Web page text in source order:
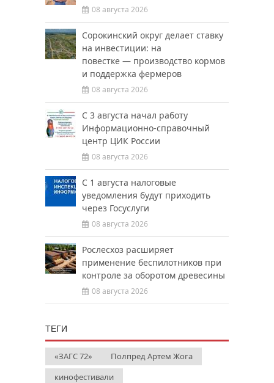
08 августа 2026
Сорокинский округ делает ставку
на инвестиции: на
повестке — производство кормов
и поддержка фермеров
08 августа 2026
С 3 августа начал работу
Информационно-справочный
центр ЦИК России
08 августа 2026
С 1 августа налоговые
уведомления будут приходить
через Госуслуги
08 августа 2026
Рослесхоз расширяет
применение беспилотников при
контроле за оборотом древесины
08 августа 2026
ТЕГИ
«ЗАГС 72»
Полпред Артем Жога
кинофестивали